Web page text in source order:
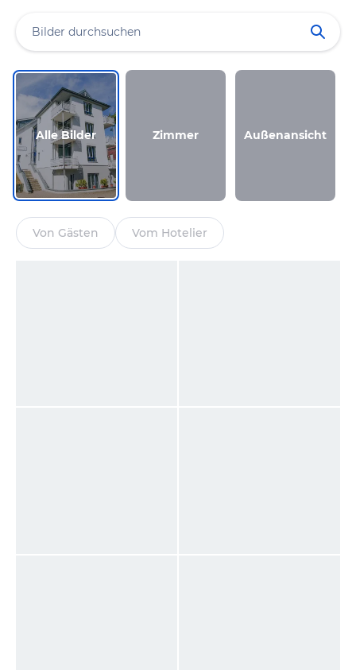
Alle Bilder Zimmer Außenansicht
Von Gästen Vom Hotelier